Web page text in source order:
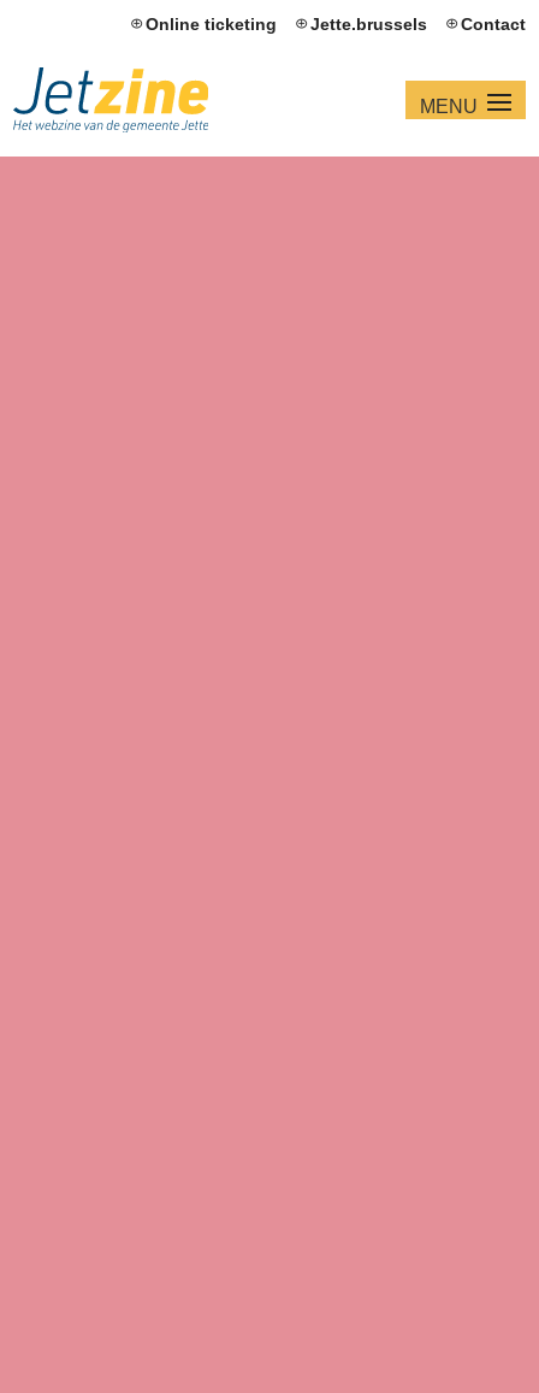
Online ticketing Jette.brussels Contact